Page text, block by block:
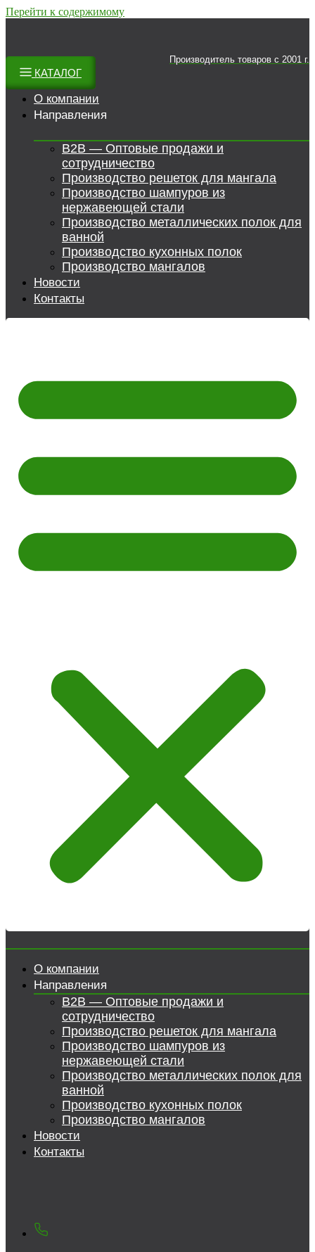
Перейти к содержимому
Производитель товаров c 2001 г.
КАТАЛОГ
О компании
Направления
B2B — Оптовые продажи и
сотрудничество
Производство решеток для мангала
Производство шампуров из
нержавеющей стали
Производство металлических полок для
ванной
Производство кухонных полок
Производство мангалов
Новости
Контакты
О компании
Направления
B2B — Оптовые продажи и
сотрудничество
Производство решеток для мангала
Производство шампуров из
нержавеющей стали
Производство металлических полок для
ванной
Производство кухонных полок
Производство мангалов
Новости
Контакты